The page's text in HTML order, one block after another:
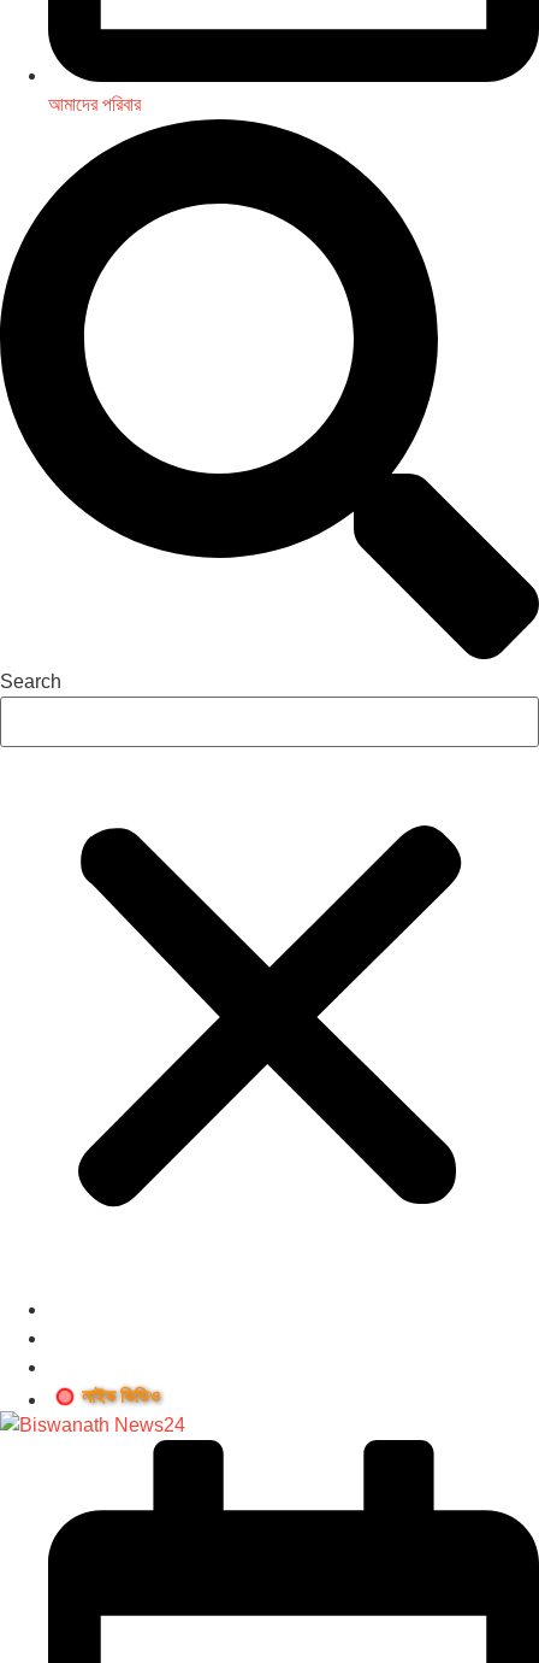
আমাদের পরিবার
Search
লাইভ ভিডিও